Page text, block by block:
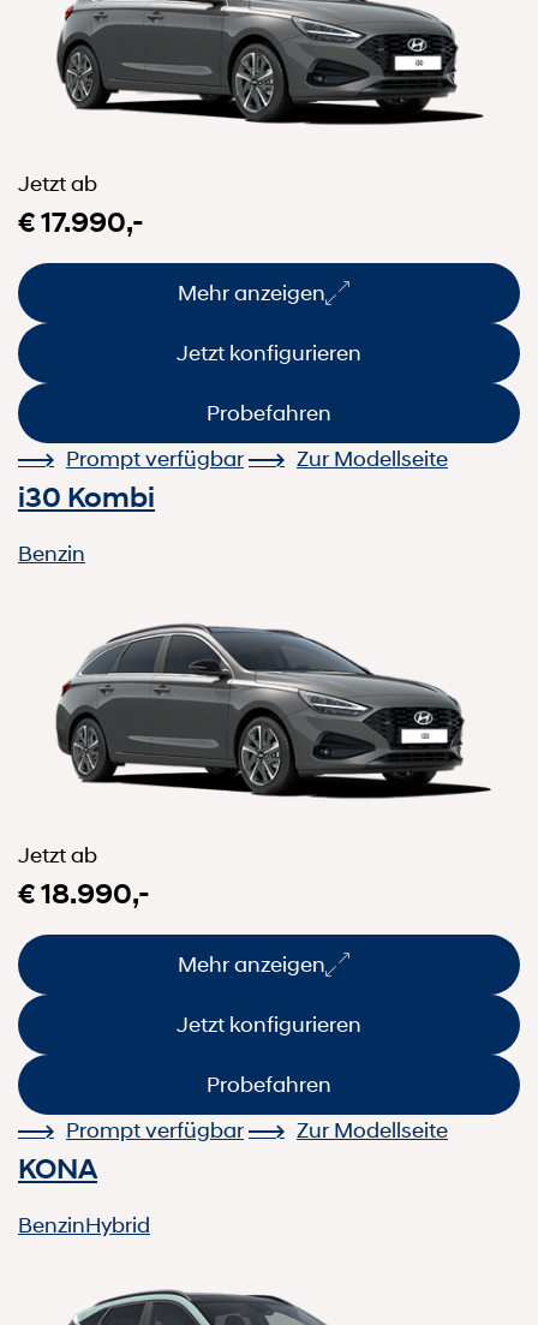
Jetzt ab
€ 17.990,-
Mehr anzeigen
Jetzt konfigurieren
Probefahren
Prompt verfügbar
Zur Modellseite
i30 Kombi
Benzin
Jetzt ab
€ 18.990,-
Mehr anzeigen
Jetzt konfigurieren
Probefahren
Prompt verfügbar
Zur Modellseite
KONA
BenzinHybrid